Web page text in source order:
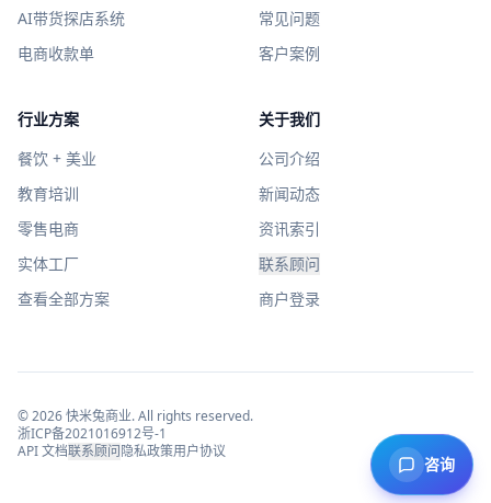
AI带货探店系统
电商收款单
常见问题
客户案例
行业方案
餐饮 + 美业
教育培训
零售电商
实体工厂
查看全部方案
关于我们
公司介绍
新闻动态
资讯索引
联系顾问
商户登录
©2026快米兔商业. All rights reserved.
浙ICP备2021016912号-1
API 文档联系顾问隐私政策用户协议
咨询